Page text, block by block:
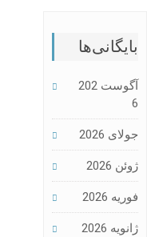
بایگانی‌ها
آگوست 202
6
جولای 2026
ژوئن 2026
فوریه 2026
ژانویه 2026